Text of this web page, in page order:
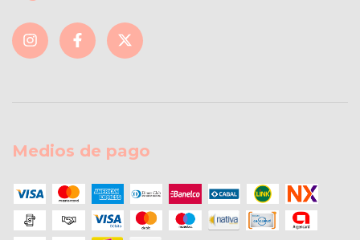
Medios de pago